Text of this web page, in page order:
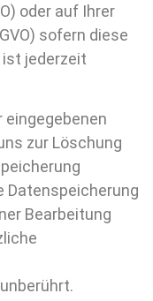
oder auf Ihrer
sofern diese
ist jederzeit
eingegebenen
zur Löschung
Datenspeicherung
Bearbeitung